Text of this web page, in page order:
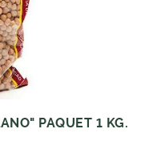
PAQUET 1 KG.